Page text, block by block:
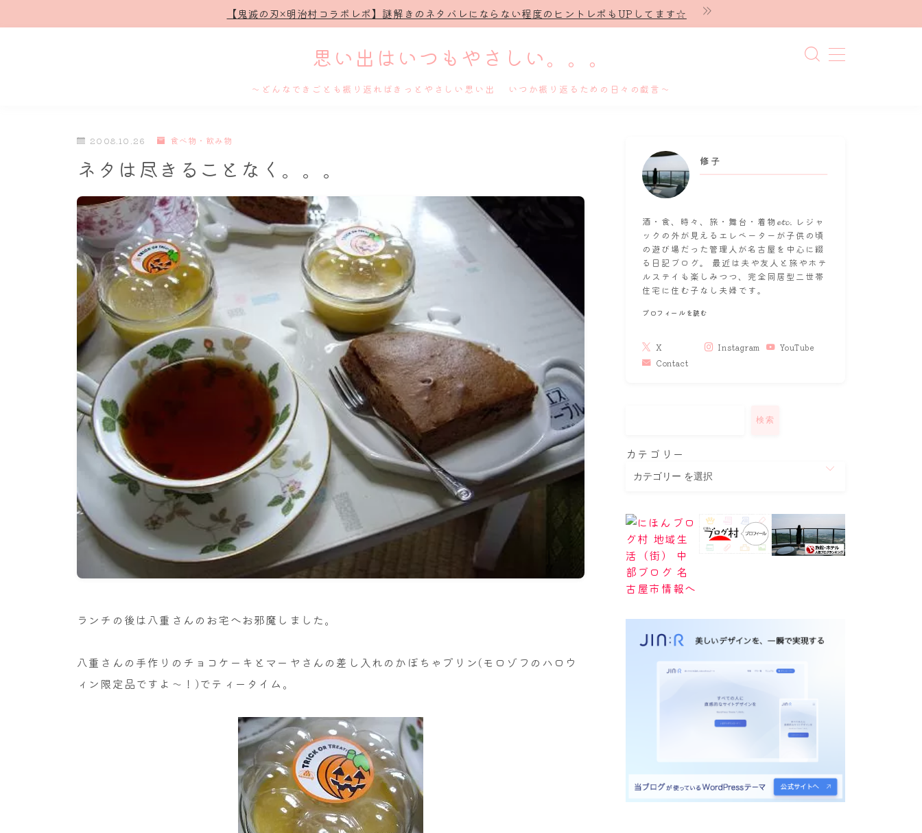
【鬼滅の刃×明治村コラボレポ】謎解きのネタバレにならない程度のヒントレポもUPしてます☆
思い出はいつもやさしい。。。
～どんなできごとも振り返ればきっとやさしい思い出 いつか振り返るための日々の戯言～
謎解き
ホテル滞在記
舞台・ライブ
名古屋
ナナちゃん人形
2008.10.26 食べ物・飲み物
ネタは尽きることなく。。。
ランチの後は八重さんのお宅へお邪魔しました。
八重さんの手作りのチョコケーキとマーヤさんの差し入れのかぼちゃプリン(モロゾフのハロウ
ィン限定品ですよ～！)でティータイム。
修子
酒・食、時々、旅・舞台・着物𝓮𝓽𝓬. レジャ
ックの外が見えるエレベーターが子供の頃
の遊び場だった管理人が名古屋を中心に綴
る日記ブログ。 最近は夫や友人と旅やホテ
ルステイも楽しみつつ、完全同居型二世帯
住宅に住む子なし夫婦です。
プロフィールを読む
X Instagram
YouTube
Contact
検索
カテゴリー